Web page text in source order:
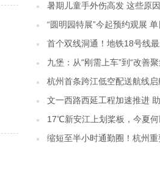
暑期儿童手外伤高发 这些原
“圆明园特展”今起预约观展 单
首个双线洞通！地铁18号线最
九堡：从“刚需上车”到“改善聚
杭州首条跨江低空配送航线启
文一西路西延工程加速推进 助
17℃新安江上划桨板，今夏何
缩短至半小时通勤圈！杭州重